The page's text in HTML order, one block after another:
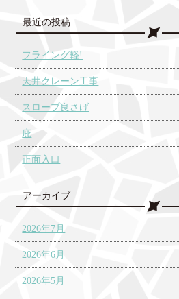
最近の投稿
フライング軽!
天井クレーン工事
スロープ良さげ
庇
正面入口
アーカイブ
2026年7月
2026年6月
2026年5月